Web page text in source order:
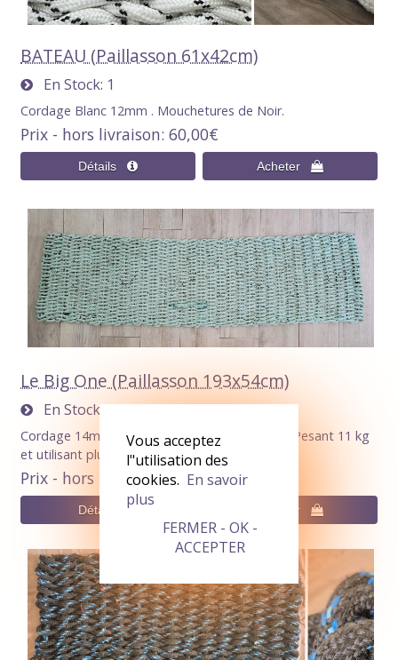
BATEAU (Paillasson 61x42cm)
En Stock 1
Cordage Blanc 12mm . Mouchetures de Noir.
Prix - hors livraison 60,00€
Le Big One (Paillasson 193x54cm)
En Stock 0
Cordage 14mm Vert Pastel mouchetures noir. Pesant 11 kg
et utilisant plus de 95 m de corde.
Prix - hors livraison 200,00€
Vous acceptez
l"utilisation des
cookies. En savoir
plus
FERMER - OK -
ACCEPTER